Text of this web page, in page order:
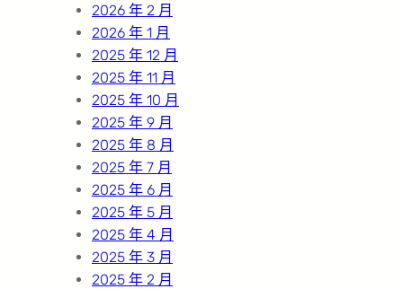
2026 年 2 月
2026 年 1 月
2025 年 12 月
2025 年 11 月
2025 年 10 月
2025 年 9 月
2025 年 8 月
2025 年 7 月
2025 年 6 月
2025 年 5 月
2025 年 4 月
2025 年 3 月
2025 年 2 月